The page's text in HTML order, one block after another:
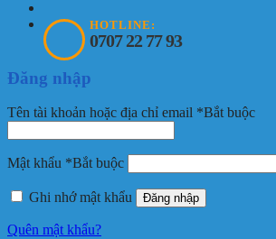
HOTLINE:
0707 22 77 93
Đăng nhập
Tên tài khoản hoặc địa chỉ email *Bắt buộc
Mật khẩu *Bắt buộc
Ghi nhớ mật khẩu Đăng nhập
Quên mật khẩu?